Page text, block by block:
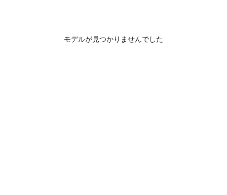
モデルが見つかりませんでした